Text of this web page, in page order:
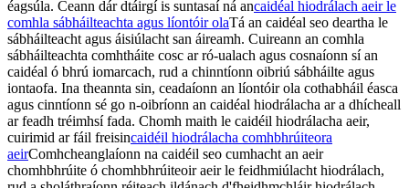
éagsúla. Ceann dár dtáirgí is suntasaí ná ancaidéal hiodrálach aeir le
comhla sábháilteachta agus líontóir olaTá an caidéal seo deartha le
sábháilteacht agus áisiúlacht san áireamh. Cuireann an comhla
sábháilteachta comhtháite cosc ​​ar ró-ualach agus cosnaíonn sí an
caidéal ó bhrú iomarcach, rud a chinntíonn oibriú sábháilte agus
iontaofa. Ina theannta sin, ceadaíonn an líontóir ola cothabháil éasca
agus cinntíonn sé go n-oibríonn an caidéal hiodrálacha ar a dhícheall
ar feadh tréimhsí fada. Chomh maith le caidéil hiodrálacha aeir,
cuirimid ar fáil freisincaidéil hiodrálacha comhbhrúiteora
aeirComhcheanglaíonn na caidéil seo cumhacht an aeir
chomhbhrúite ó chomhbhrúiteoir aeir le feidhmiúlacht hiodrálach,